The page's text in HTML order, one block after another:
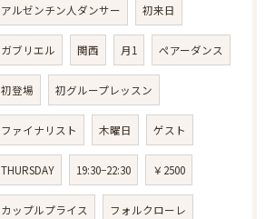
アルゼンチン人ダンサー 初来日
ガブリエル 関西 月1 ペアーダンス
初登場 初グループレッスン
ファイナリスト 木曜日 ゲスト
THURSDAY 19:30−22:30 ￥2500
カップルプライス フォルクローレ